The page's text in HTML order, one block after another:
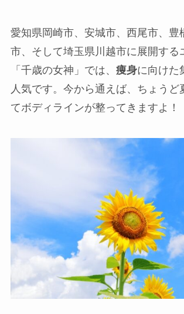
愛知県岡崎市、安城市、西尾市、豊
市、そして埼玉県川越市に展開する
「千歳の女神」では、 痩身に向けた
人気です。今から通えば、ちょうど
てボディラインが整ってきますよ！